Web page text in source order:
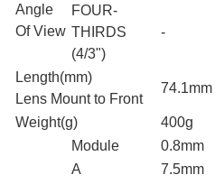
Angle
Of View
FOUR-
THIRDS
(4/3")
-
Length(mm)
Lens Mount to Front
74.1mm
Weight(g) 400g
Module
0.8mm
A
7.5mm